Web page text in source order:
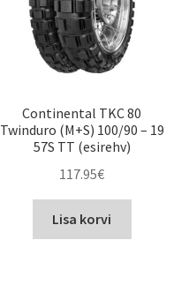
Continental TKC 80
Twinduro (M+S) 100/90 – 19
57S TT (esirehv)
117.95€
Lisa korvi